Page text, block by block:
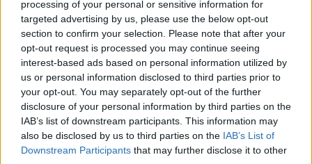
processing of your personal or sensitive information for
targeted advertising by us, please use the below opt-out
section to confirm your selection. Please note that after your
opt-out request is processed you may continue seeing
interest-based ads based on personal information utilized by
us or personal information disclosed to third parties prior to
your opt-out. You may separately opt-out of the further
disclosure of your personal information by third parties on the
IAB’s list of downstream participants. This information may
also be disclosed by us to third parties on the IAB’s List of
Downstream Participants that may further disclose it to other
vuelve a serlo en abril tras su buen momento de juego. Fue
tras Morales el segundo mejor futbolista en abril con 42
puntos gracias a dos asistencias de gol y su facilidad para
regatear.
Cierra el podio de más comprados Ante Budimir, quien lleva
cinco jornadas consecutivas marcando. Este fue el Top 10
de compras:
1. Morales (Levante)